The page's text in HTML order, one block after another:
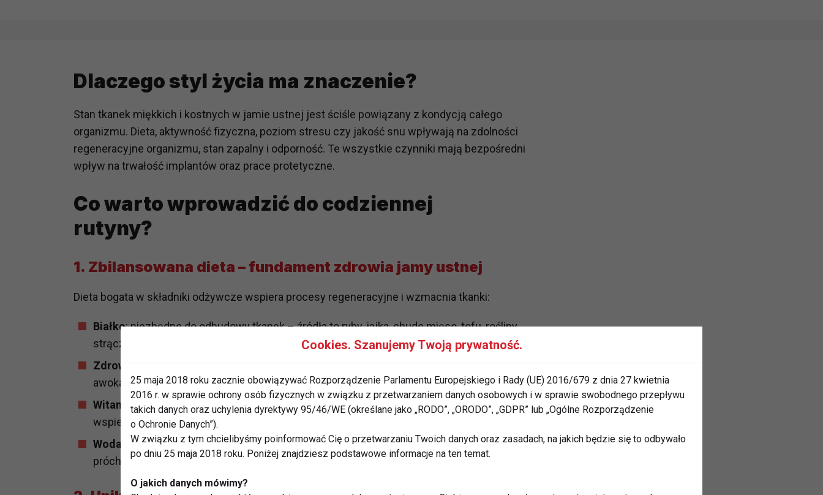
Dlaczego styl życia ma znaczenie?
Stan tkanek miękkich i kostnych w jamie ustnej jest ściśle powiązany z kondycją całego
organizmu. Dieta, aktywność fizyczna, poziom stresu czy jakość snu wpływają na zdolności
regeneracyjne organizmu, stan zapalny i odporność. Te wszystkie czynniki mają bezpośredni
wpływ na trwałość implantów oraz prace protetyczne.
Co warto wprowadzić do codziennej
rutyny?
1. Zbilansowana dieta – fundament zdrowia jamy ustnej
Dieta bogata w składniki odżywcze wspiera procesy regeneracyjne i wzmacnia tkanki:
Białko: niezbędne do odbudowy tkanek – źródła to ryby, jajka, chude mięso, tofu, rośliny
strączkowe.
Zdrowe tłuszcze
awokado, tłuste ryby.
Witaminy i antyoksydanty: warzywa i owoce (szczególnie bogate w witaminy A i C)
wspierają gojenie i wzmacniają dziąsła.
Woda : odpowiednie nawodnienie wspomaga produkcję śliny, która naturalnie chroni przed
próchnicą i infekcjami.
Cookies. Szanujemy Twoją prywatność.
25 maja 2018 roku zacznie obowiązywać Rozporządzenie Parlamentu Europejskiego i Rady (UE) 2016/679 z dnia 27 kwietnia
2016 r. w sprawie ochrony osób fizycznych w związku z przetwarzaniem danych osobowych i w sprawie swobodnego przepływu
takich danych oraz uchylenia dyrektywy 95/46/WE (określane jako „RODO”, „ORODO”, „GDPR” lub „Ogólne Rozporządzenie
o Ochronie Danych”).
W związku z tym chcielibyśmy poinformować Cię o przetwarzaniu Twoich danych oraz zasadach, na jakich będzie się to odbywało
po dniu 25 maja 2018 roku. Poniżej znajdziesz podstawowe informacje na ten temat.
O jakich danych mówimy?